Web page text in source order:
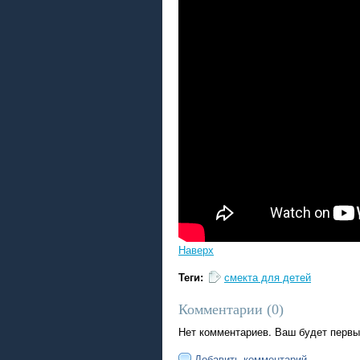
Наверх
Теги:
смекта для детей
Комментарии (0)
Нет комментариев. Ваш будет